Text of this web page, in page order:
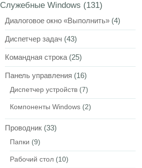
Служебные Windows (131)
Диалоговое окно «Выполнить» (4)
Диспетчер задач (43)
Командная строка (25)
Панель управления (16)
Диспетчер устройств (7)
Компоненты Windows (2)
Проводник (33)
Папки (9)
Рабочий стол (10)